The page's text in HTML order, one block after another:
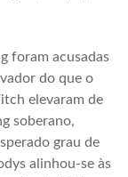
foram acusadas
do que o
elevaram de
soberano,
grau de
alinhou-se às